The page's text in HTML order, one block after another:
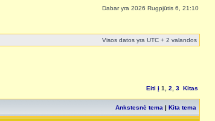
Dabar yra 2026 Rugpjūtis 6, 21:10
Visos datos yra UTC + 2 valandos
Eiti į 1 2 3 Kitas
Ankstesnė tema | Kita tema